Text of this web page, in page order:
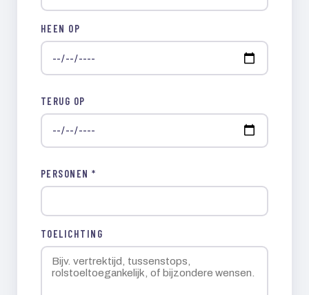
HEEN OP
TERUG OP
PERSONEN *
TOELICHTING